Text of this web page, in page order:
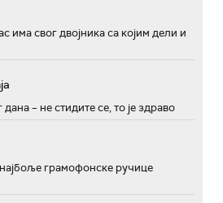
има свог двојника са којим дели и
– не стидите се, то је здраво
грамофонске ручице